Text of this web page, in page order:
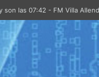
07:42 - FM Villa Allende -